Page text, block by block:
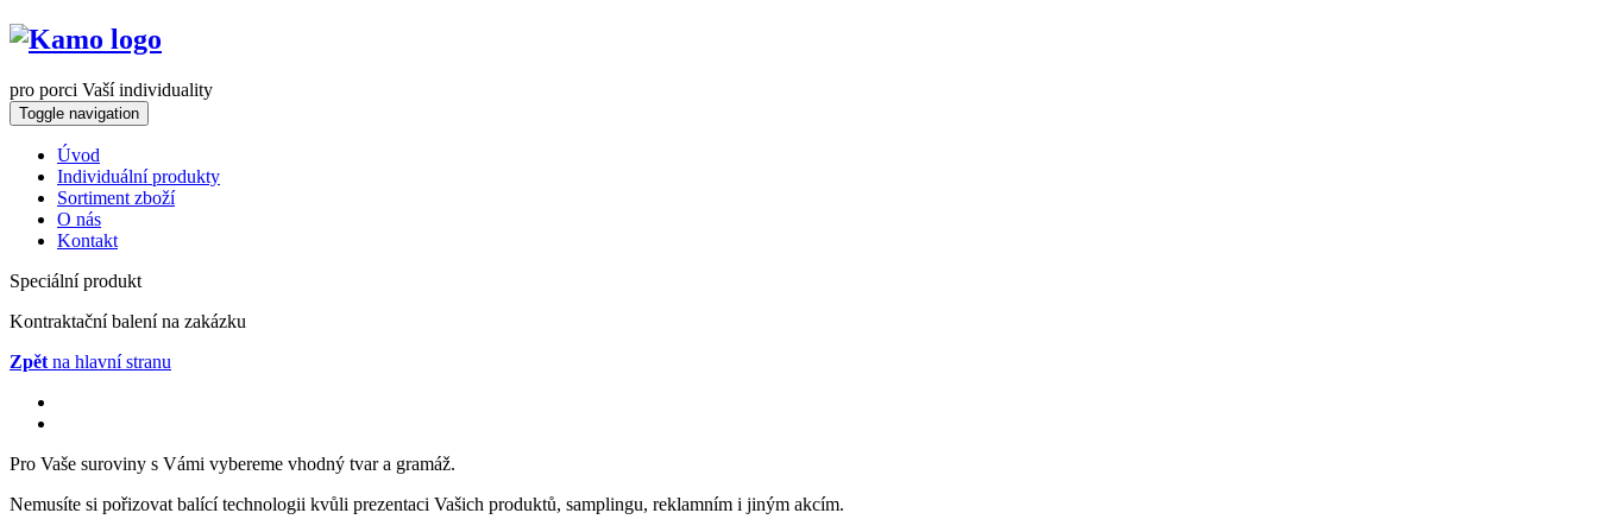
pro porci Vaší individuality
Toggle navigation
Úvod
Individuální produkty
Sortiment zboží
O nás
Kontakt
Speciální produkt
Kontraktační balení na zakázku
Zpět na hlavní stranu
Pro Vaše suroviny s Vámi vybereme vhodný tvar a gramáž.
Nemusíte si pořizovat balící technologii kvůli prezentaci Vašich produktů, samplingu, reklamním i jiným akcím.